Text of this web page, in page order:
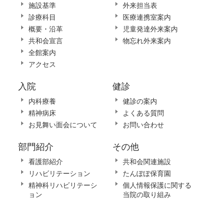
施設基準
診療科目
概要・沿革
共和会宣言
全館案内
アクセス
外来担当表
医療連携室案内
児童発達外来案内
物忘れ外来案内
入院
内科療養
精神病床
お見舞い面会について
健診
健診の案内
よくある質問
お問い合わせ
部門紹介
看護部紹介
リハビリテーション
精神科リハビリテーシ
ョン
その他
共和会関連施設
たんぽぽ保育園
個人情報保護に関する
当院の取り組み